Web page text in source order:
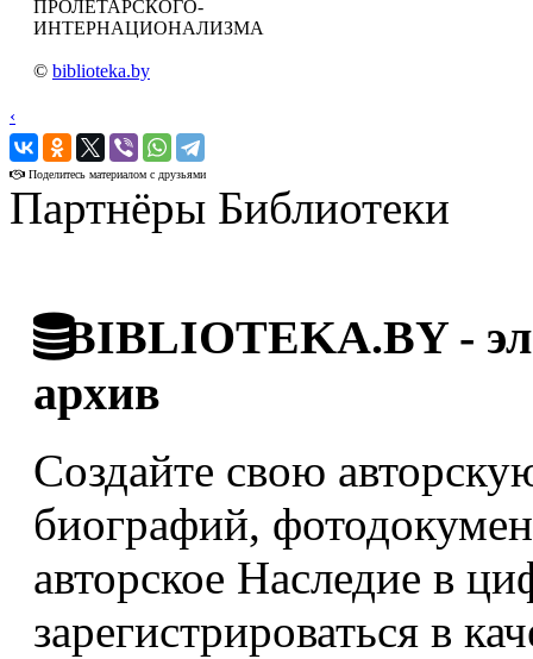
ПРОЛЕТАРСКОГО-
ИНТЕРНАЦИОНАЛИЗМА
© biblioteka.by
‹
›
Поделитесь материалом с друзьями
Партнёры Библиотеки
BIBLIOTEKA.BY -
архив
Создайте свою
биографий,
авторское Наследие в
зарегистрироваться в